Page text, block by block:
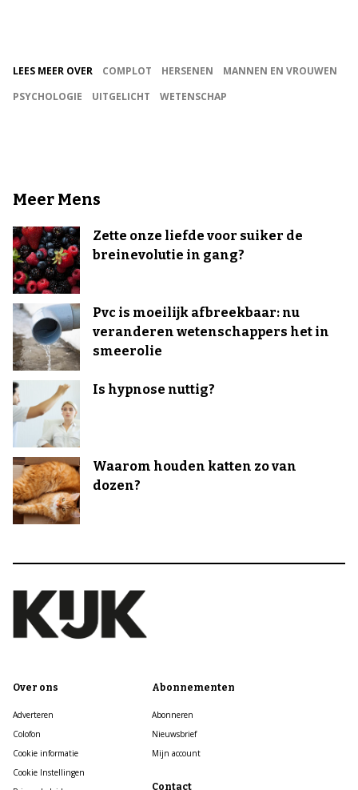
LEES MEER OVER COMPLOT HERSENEN
MANNEN EN VROUWEN
PSYCHOLOGIE
UITGELICHT WETENSCHAP
Meer Mens
Zette onze liefde voor suiker de
breinevolutie in gang?
Pvc is moeilijk afbreekbaar: nu
veranderen wetenschappers het in
smeerolie
Is hypnose nuttig?
Waarom houden katten zo van
dozen?
Over ons
Adverteren
Colofon
Cookie informatie
Cookie Instellingen
Abonnementen
Abonneren
Nieuwsbrief
Mijn account
Contact